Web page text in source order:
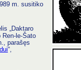
m. susitiko
„Daktaro
le-Šato
parašęs
“,